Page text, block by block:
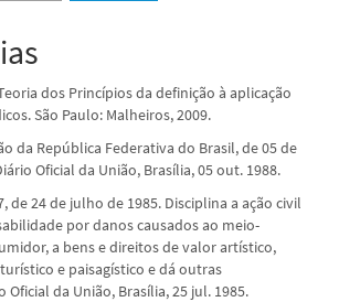
dos Princípios da definição à aplicação
São Paulo: Malheiros, 2009.
da República Federativa do Brasil, de 05 de
Oficial da União, Brasília, 05 out. 1988.
de 24 de julho de 1985. Disciplina a ação civil
por danos causados ao meio-
a bens e direitos de valor artístico,
e paisagístico e dá outras
Oficial da União, Brasília, 25 jul. 1985.